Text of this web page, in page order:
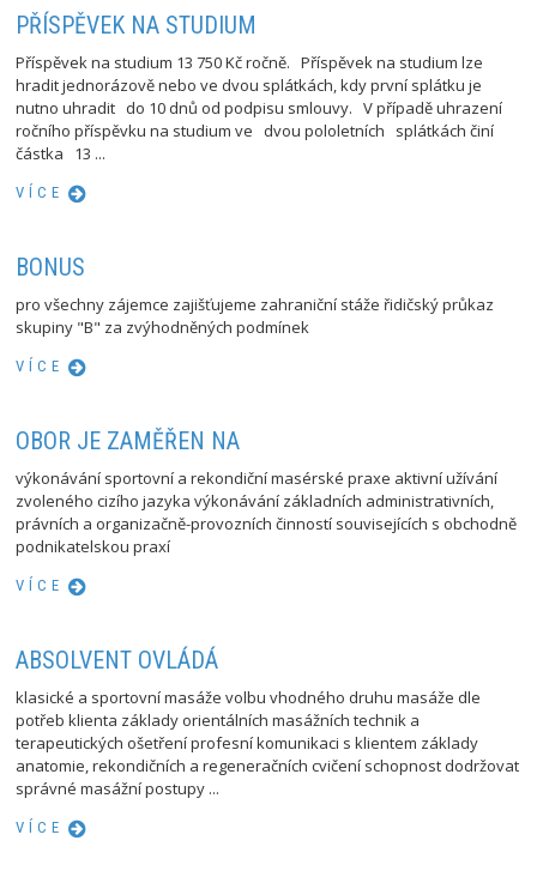
PŘÍSPĚVEK NA STUDIUM
Příspěvek na studium 13 750 Kč ročně. Příspěvek na studium lze
hradit jednorázově nebo ve dvou splátkách, kdy první splátku je
nutno uhradit do 10 dnů od podpisu smlouvy. V případě uhrazení
ročního příspěvku na studium ve dvou pololetních splátkách činí
částka 13 ...
VÍCE
BONUS
pro všechny zájemce zajišťujeme zahraniční stáže řidičský průkaz
skupiny "B" za zvýhodněných podmínek
VÍCE
OBOR JE ZAMĚŘEN NA
výkonávání sportovní a rekondiční masérské praxe aktivní užívání
zvoleného cizího jazyka výkonávání základních administrativních,
právních a organizačně-provozních činností souvisejících s obchodně
podnikatelskou praxí
VÍCE
ABSOLVENT OVLÁDÁ
klasické a sportovní masáže volbu vhodného druhu masáže dle
potřeb klienta základy orientálních masážních technik a
terapeutických ošetření profesní komunikaci s klientem základy
anatomie, rekondičních a regeneračních cvičení schopnost dodržovat
správné masážní postupy ...
VÍCE